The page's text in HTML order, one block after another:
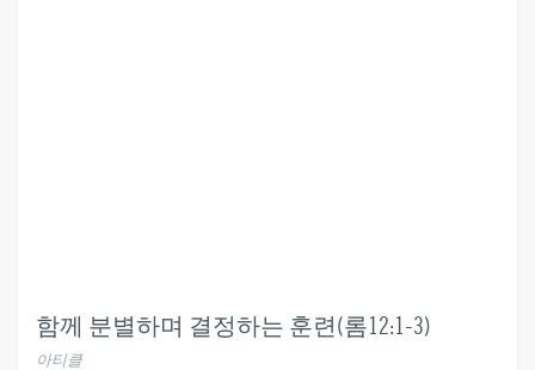
함께 분별하며 결정하는 훈련(롬12:1-3)
아티클